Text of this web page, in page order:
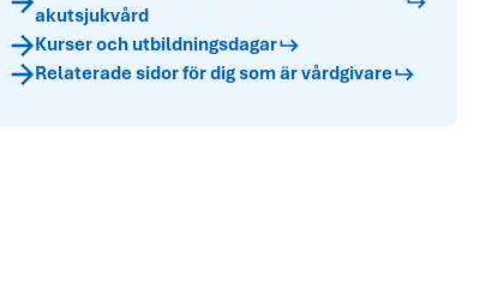
akutsjukvård
Kurser och utbildningsdagar
Relaterade sidor för dig som är vårdgivare